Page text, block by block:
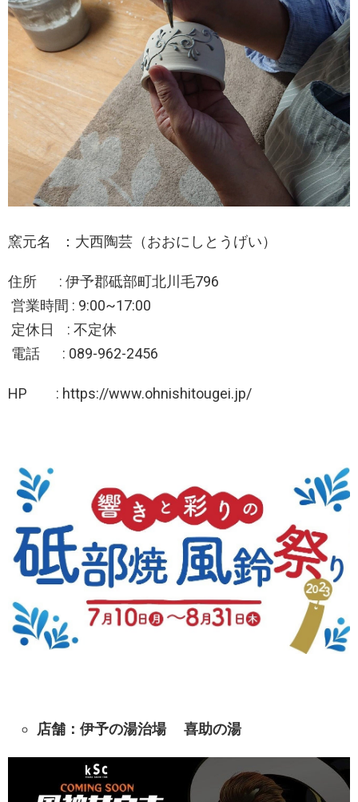
窯元名 ：大西陶芸（おおにしとうげい）
住所 : 伊予郡砥部町北川毛796
営業時間 : 9:00~17:00
定休日 : 不定休
電話 : 089-962-2456
HP : https://www.ohnishitougei.jp/
店舗：伊予の湯治場 喜助の湯